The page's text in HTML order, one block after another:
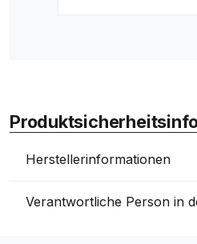
Herstellerinformationen
Verantwortliche Person in